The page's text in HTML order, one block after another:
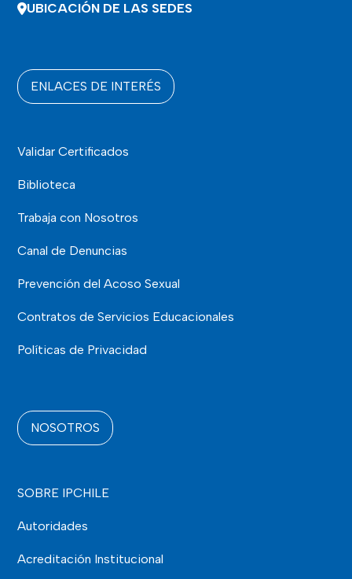
UBICACIÓN DE LAS SEDES
ENLACES DE INTERÉS
Validar Certificados
Biblioteca
Trabaja con Nosotros
Canal de Denuncias
Prevención del Acoso Sexual
Contratos de Servicios Educacionales
Políticas de Privacidad
NOSOTROS
SOBRE IPCHILE
Autoridades
Acreditación Institucional